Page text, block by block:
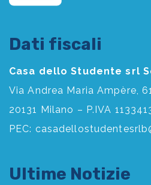
Dati fiscali
Casa dello Studente srl
Via Andrea Maria Ampère,
20131 Milano – P.IVA
PEC:
Ultime Notizie